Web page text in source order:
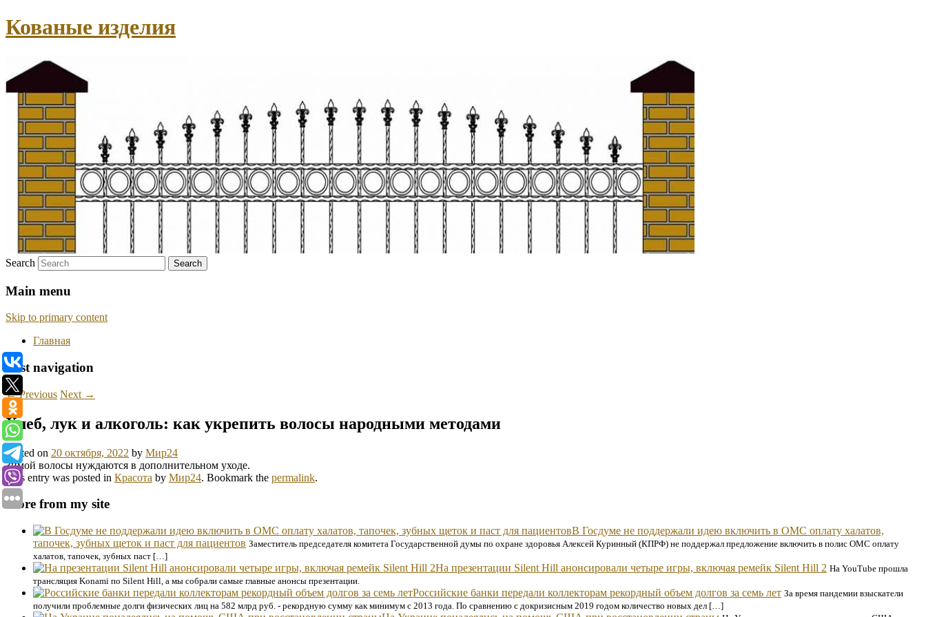
Кованые изделия
Search
Main menu
Skip to primary content
Главная
Post navigation
←Previous Next →
Хлеб, лук и алкоголь: как укрепить волосы народными методами
Posted on 20 октября, 2022 by Мир24
Зимой волосы нуждаются в дополнительном уходе.
This entry was posted in Красота by Мир24. Bookmark the permalink.
More from my site
В Госдуме не поддержали идею включить в ОМС оплату халатов,
тапочек, зубных щеток и паст для пациентов Заместитель председателя комитета Государственной думы по охране здоровья Алексей Куринный (КПРФ) не поддержал предложение включить в полис ОМС оплату
халатов, тапочек, зубных паст […]
На презентации Silent Hill анонсировали четыре игры, включая ремейк Silent Hill 2 На YouTube прошла
трансляция Konami по Silent Hill, а мы собрали самые главные анонсы презентации.
Российские банки передали коллекторам рекордный объем долгов за семь лет За время пандемии взыскатели
получили проблемные долги физических лиц на 582 млрд руб. - рекордную сумму как минимум с 2013 года. По сравнению с докризисным 2019 годом количество новых дел […]